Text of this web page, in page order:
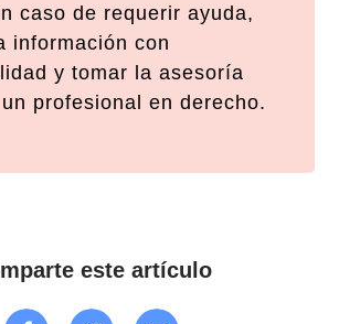
caso de requerir ayuda,
información con
y tomar la asesoría
profesional en derecho.
este artículo